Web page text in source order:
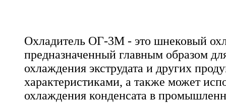
Охладитель ОГ-3М - это шнековый
предназначенный главным образом
охлаждения экструдата и других
характеристиками, а также может
охлаждения конденсата в